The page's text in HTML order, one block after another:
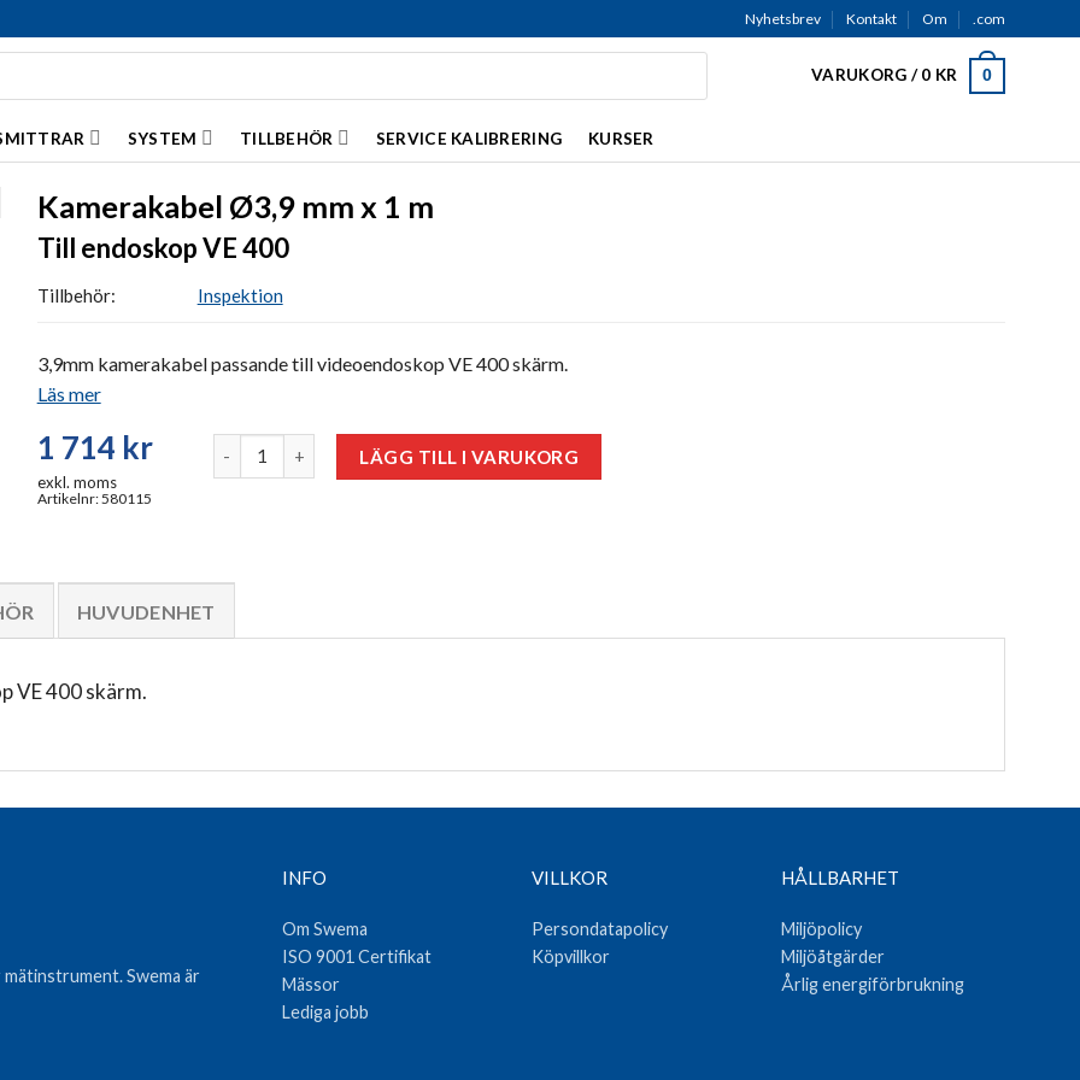
Nyhetsbrev Kontakt Om .com
VARUKORG /0 KR 0
SYSTEM TILLBEHÖR SERVICE KALIBRERING KURSER
Kamerakabel Ø3,9 mm x 1 m
Till endoskop VE 400
Tillbehör: Inspektion
3,9mm kamerakabel passande till videoendoskop VE 400 skärm.
Läs mer
1 714 kr
exkl. moms
Kamerakabel Ø3,9 mm x 1 m mängd
LÄGG TILL I VARUKORG
Artikelnr: 580115
HUVUDENHET
VE 400 skärm.
Swema är
INFO
Om Swema
ISO 9001 Certifikat
Mässor
Lediga jobb
VILLKOR
Persondatapolicy
Köpvillkor
HÅLLBARHET
Miljöpolicy
Miljöåtgärder
Årlig energiförbrukning